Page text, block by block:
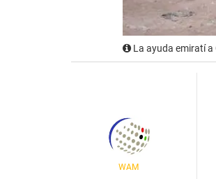
La ayuda emiratí a
WAM